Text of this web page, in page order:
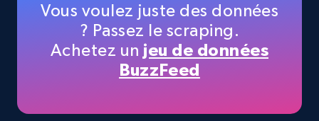
35.3K+ 5.7K+ Essai gratuit
Vous voulez juste des données
? Passez le scraping.
Achetez un jeu de données
BuzzFeed